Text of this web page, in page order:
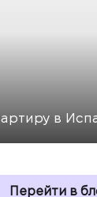
в
Перейти в